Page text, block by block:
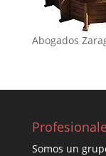
Abogados
Somos un